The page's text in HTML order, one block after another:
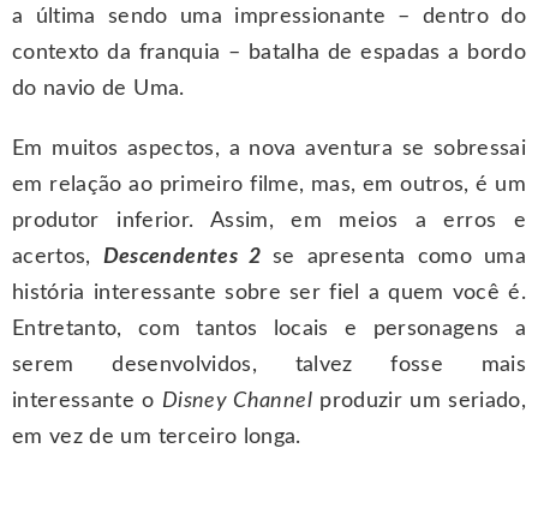
a última sendo uma impressionante – dentro do
contexto da franquia – batalha de espadas a bordo
do navio de Uma.
Em muitos aspectos, a nova aventura se sobressai
em relação ao primeiro filme, mas, em outros, é um
produtor inferior. Assim, em meios a erros e
acertos, Descendentes 2 se apresenta como uma
história interessante sobre ser fiel a quem você é.
Entretanto, com tantos locais e personagens a
serem desenvolvidos, talvez fosse mais
interessante o Disney Channelproduzir um seriado,
em vez de um terceiro longa.